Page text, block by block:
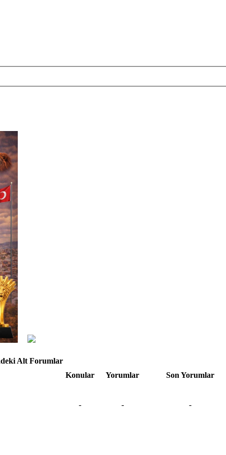
Alt Forumlar
Konular Yorumlar
Son Yorumlar
-
- -